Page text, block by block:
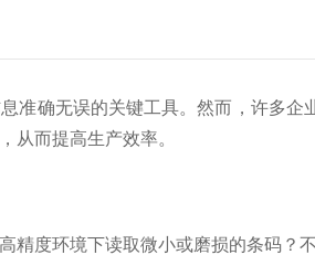
确无误的关键工具。然而，许多企
，从而提高生产效率。
度环境下读取微小或磨损的条码？不